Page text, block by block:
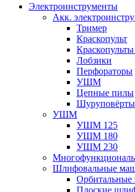
Электроинструменты
Акк.
Тример
Краскопульт
Лобзики
Перфораторы
УШМ
Цепные пилы
Шуруповёрты
УШМ
УШМ 125
УШМ 180
УШМ 230
Шлифовальные
Плоские